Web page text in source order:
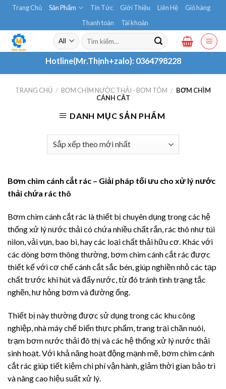
Skip
content
Trang Chủ Sản Phẩm Tin Tức Giới Thiệu Liên Hệ
Giỏ hàng
Thanh toán
Tài khoản
Tìm
kiếm:
Hotline(Mr.Thịnh+zalo): 0364798228
TRANG CHỦ / BƠM CHÌM NƯỚC THẢI - BƠM TÕM / BƠM CHÌM
CÁNH CẮT
DANH MỤC SẢN PHẨM
Bơm chìm cánh cắt rác – Giải pháp tối ưu cho xử lý nước
thải chứa rác thô
Bơm chìm cánh cắt rác là thiết bị chuyên dụng trong các hệ
thống xử lý nước thải có chứa nhiều chất rắn, rác thô như túi
nilon, vải vụn, bao bì, hay các loại chất thải hữu cơ. Khác với
các dòng bơm thông thường, bơm chìm cánh cắt rác được
thiết kế với cơ chế cánh cắt sắc bén, giúp nghiền nhỏ các tạp
chất trước khi hút và đẩy nước, từ đó tránh tình trạng tắc
nghẽn, hư hỏng bơm và đường ống.
Thiết bị này thường được sử dụng trong các khu công
nghiệp, nhà máy chế biến thực phẩm, trang trại chăn nuôi,
trạm bơm nước thải đô thị và các hệ thống xử lý nước thải
sinh hoạt. Với khả năng hoạt động mạnh mẽ, bơm chìm cánh
cắt rác giúp tiết kiệm chi phí vận hành, giảm thời gian bảo trì
và nâng cao hiệu suất xử lý.